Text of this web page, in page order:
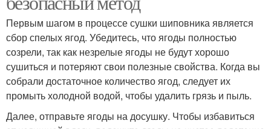
Первым шагом в процессе сушки шиповника является
сбор спелых ягод. Убедитесь, что ягоды полностью
созрели, так как незрелые ягоды не будут хорошо
сушиться и потеряют свои полезные свойства. Когда вы
собрали достаточное количество ягод, следует их
промыть холодной водой, чтобы удалить грязь и пыль.
Далее, отправьте ягоды на досушку. Чтобы избавиться